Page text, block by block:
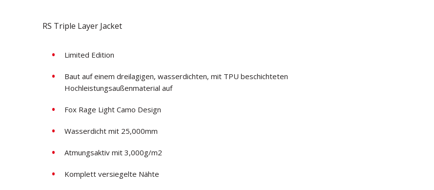
RS Triple Layer Jacket
Limited Edition
Baut auf einem dreilagigen, wasserdichten, mit TPU beschichteten
Hochleistungsaußenmaterial auf
Fox Rage Light Camo Design
Wasserdicht mit 25,000mm
Atmungsaktiv mit 3,000g/m2
Komplett versiegelte Nähte